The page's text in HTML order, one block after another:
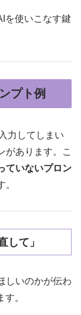
を使いこなす鍵
プト例
力してしまい
があります。こ
ていないプロン
して」
しいのかが伝わ
。